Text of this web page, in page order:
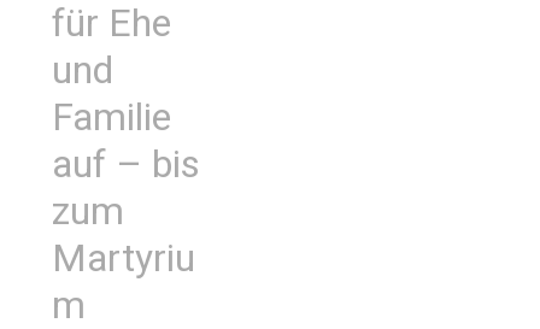
für Ehe
und
Familie
auf – bis
zum
Martyriu
m